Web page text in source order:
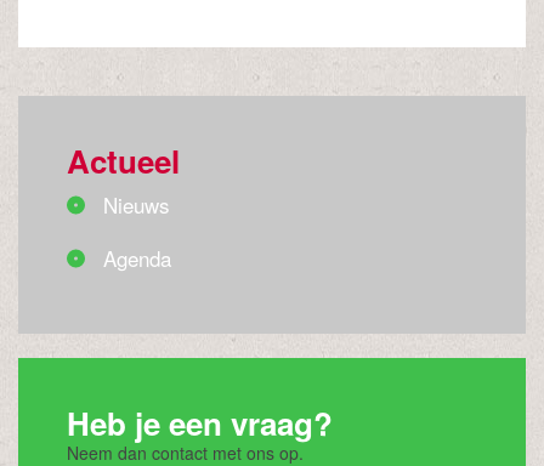
Actueel
Nieuws
Agenda
Heb je een vraag?
Neem dan contact met ons op.